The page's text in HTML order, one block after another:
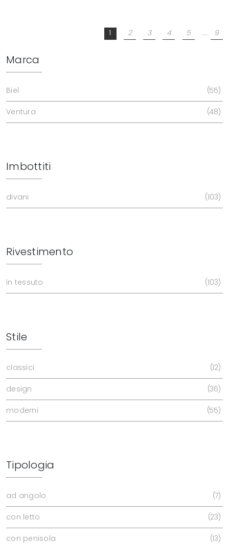
1 2 3 4 5 .... 9
Marca
Biel 55
Ventura 48
Imbottiti
divani 103
Rivestimento
in tessuto 103
Stile
classici 12
design 36
moderni 55
Tipologia
ad angolo 7
con letto 23
con penisola 13